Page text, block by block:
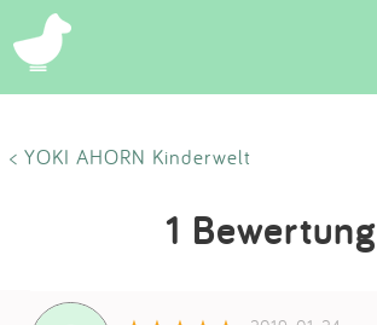
Suchen
Eintragen
< YOKI AHORN Kinderwelt
1 Bewertung